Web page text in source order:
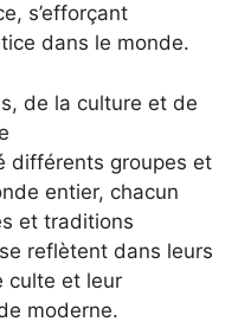
s’efforçant
dans le monde.
de la culture et de
différents groupes et
entier, chacun
et traditions
reflètent dans leurs
culte et leur
moderne.